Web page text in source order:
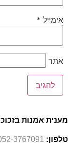
אימייל *
אתר
מענית אמנות
טלפון: 3767091